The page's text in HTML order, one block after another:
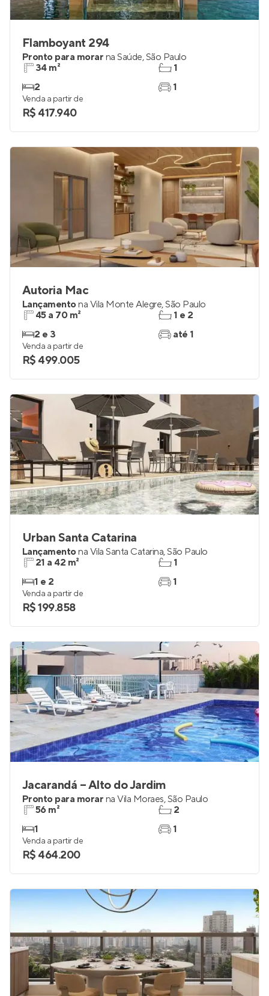
Flamboyant 294
Pronto para morar na Saúde,São Paulo
34 m²
2
1
1
Venda a partir de
R$ 417.940
Autoria Mac
Lançamentona Vila Monte Alegre,São Paulo
45 a 70 m²
2 e 3
1 e 2
até 1
Venda a partir de
R$ 499.005
Urban Santa Catarina
Lançamentona Vila Santa Catarina,São Paulo
21 a 42 m²
1 e 2
1
1
Venda a partir de
R$ 199.858
Jacarandá – Alto do Jardim
Pronto para morar na Vila Moraes,São Paulo
56 m²
1
2
1
Venda a partir de
R$ 464.200